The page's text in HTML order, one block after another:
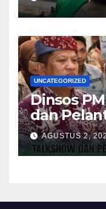
UNCATEGORIZED
Dinsos
dan
Pramuka
Tarakan
AGUSTUS 2,